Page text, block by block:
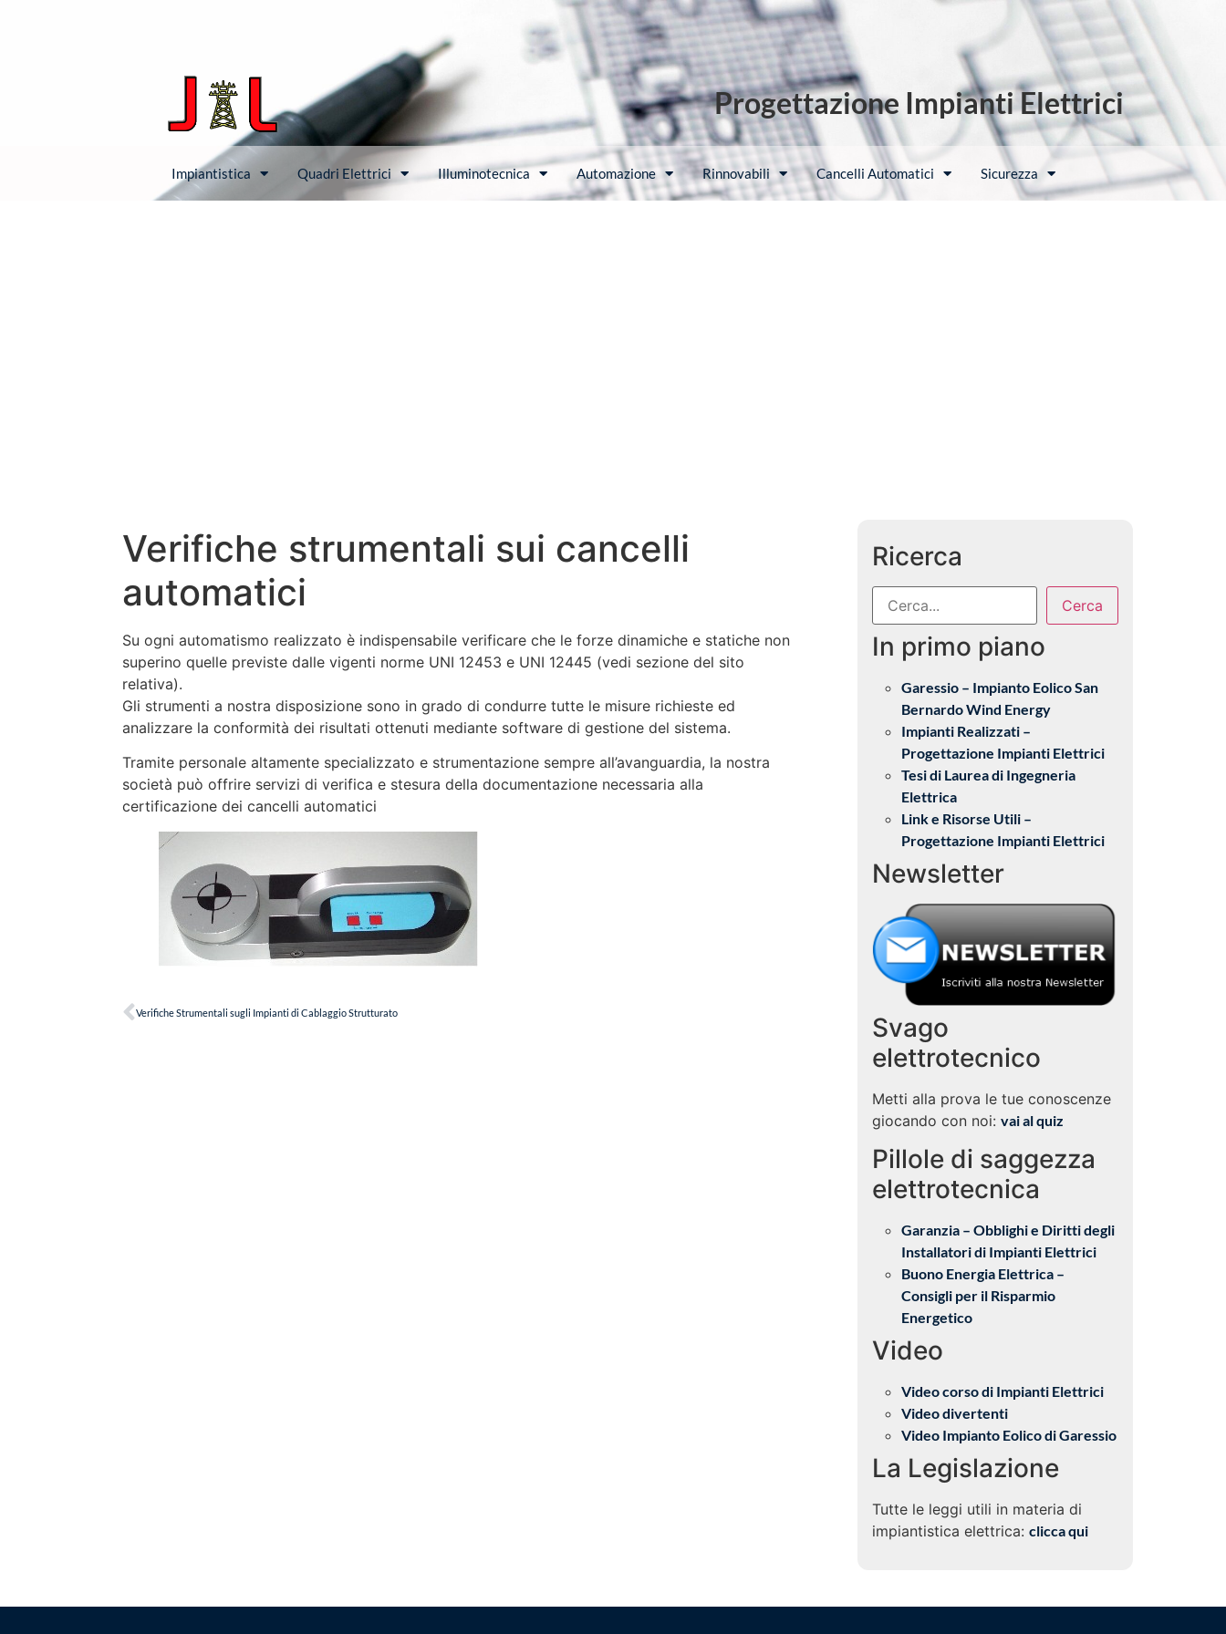
Progettazione Impianti Elettrici
Impiantistica Quadri Elettrici Illuminotecnica Automazione Rinnovabili Cancelli Automatici Sicurezza
Verifiche strumentali sui cancelli
automatici
Su ogni automatismo realizzato è indispensabile verificare che le forze dinamiche e statiche non
superino quelle previste dalle vigenti norme UNI 12453 e UNI 12445 (vedi sezione del sito
relativa).
Gli strumenti a nostra disposizione sono in grado di condurre tutte le misure richieste ed
analizzare la conformità dei risultati ottenuti mediante software di gestione del sistema.
Tramite personale altamente specializzato e strumentazione sempre all’avanguardia, la nostra
società può offrire servizi di verifica e stesura della documentazione necessaria alla
certificazione dei cancelli automatici
Verifiche Strumentali sugli Impianti di Cablaggio Strutturato
Ricerca
Cerca
In primo piano
Garessio – Impianto Eolico San
Bernardo Wind Energy
Impianti Realizzati –
Progettazione Impianti Elettrici
Tesi di Laurea di Ingegneria
Elettrica
Link e Risorse Utili –
Progettazione Impianti Elettrici
Newsletter
Svago
elettrotecnico
Metti alla prova le tue conoscenze
giocando con noi: vai al quiz
Pillole di saggezza
elettrotecnica
Garanzia – Obblighi e Diritti degli
Installatori di Impianti Elettrici
Buono Energia Elettrica –
Consigli per il Risparmio
Energetico
Video
Video corso di Impianti Elettrici
Video divertenti
Video Impianto Eolico di Garessio
La Legislazione
Tutte le leggi utili in materia di
impiantistica elettrica: clicca qui